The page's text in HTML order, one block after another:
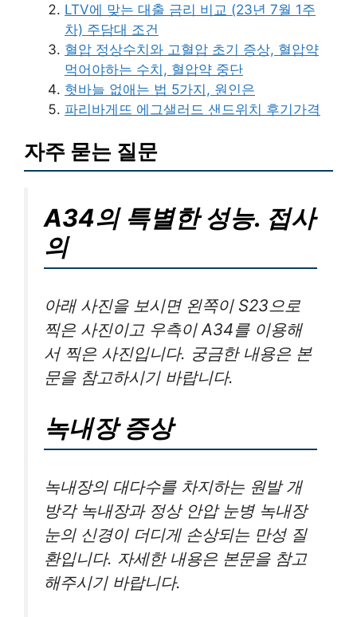
LTV에 맞는 대출 금리 비교 (23년 7월 1주
차) 주담대 조건
혈압 정상수치와 고혈압 초기 증상, 혈압약
먹어야하는 수치, 혈압약 중단
혓바늘 없애는 법 5가지, 원인은
파리바게뜨 에그샐러드 샌드위치 후기가격
자주 묻는 질문
A34의 특별한 성능. 접사
의
아래 사진을 보시면 왼쪽이 S23으로
찍은 사진이고 우측이 A34를 이용해
서 찍은 사진입니다. 궁금한 내용은 본
문을 참고하시기 바랍니다.
녹내장 증상
녹내장의 대다수를 차지하는 원발 개
방각 녹내장과 정상 안압 눈병 녹내장
눈의 신경이 더디게 손상되는 만성 질
환입니다. 자세한 내용은 본문을 참고
해주시기 바랍니다.